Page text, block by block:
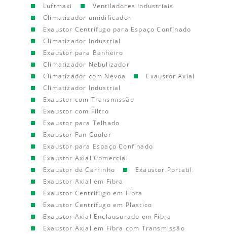
Luftmaxi
Ventiladores industriais
Climatizador umidificador
Exaustor Centrifugo para Espaço Confinado
Climatizador Industrial
Exaustor para Banheiro
Climatizador Nebulizador
Climatizador com Nevoa
Exaustor Axial
Climatizador Industrial
Exaustor com Transmissão
Exaustor com Filtro
Exaustor para Telhado
Exaustor Fan Cooler
Exaustor para Espaço Confinado
Exaustor Axial Comercial
Exaustor de Carrinho
Exaustor Portatil
Exaustor Axial em Fibra
Exaustor Centrifugo em Fibra
Exaustor Centrifugo em Plastico
Exaustor Axial Enclausurado em Fibra
Exaustor Axial em Fibra com Transmissão